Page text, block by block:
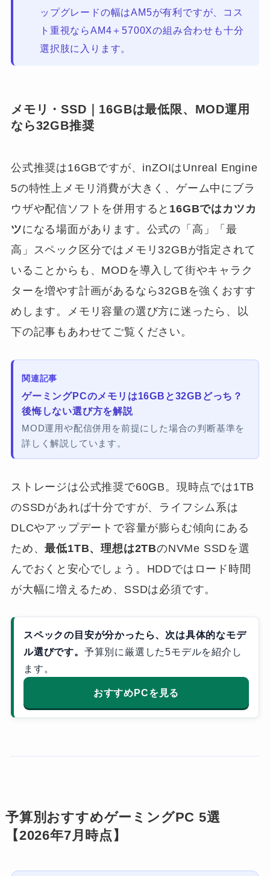
ップグレードの幅はAM5が有利ですが、コス
ト重視ならAM4＋5700Xの組み合わせも十分
選択肢に入ります。
メモリ・SSD｜16GBは最低限、MOD運用
なら32GB推奨
公式推奨は16GBですが、inZOIはUnreal Engine
5の特性上メモリ消費が大きく、ゲーム中にブラ
ウザや配信ソフトを併用すると 16GBではカツカ
ツになる場面があります。公式の「高」「最
高」スペック区分ではメモリ32GBが指定されて
いることからも、MODを導入して街やキャラク
ターを増やす計画があるなら32GBを強くおすす
めします。メモリ容量の選び方に迷ったら、以
下の記事もあわせてご覧ください。
関連記事
ゲーミングPCのメモリは16GBと32GBどっち？
後悔しない選び方を解説
MOD運用や配信併用を前提にした場合の判断基準を
詳しく解説しています。
ストレージは公式推奨で60GB。現時点では1TB
のSSDがあれば十分ですが、ライフシム系は
DLCやアップデートで容量が膨らむ傾向にある
ため、最低1TB、理想は2TBのNVMe SSDを選
んでおくと安心でしょう。HDDではロード時間
が大幅に増えるため、SSDは必須です。
スペックの目安が分かったら、次は具体的なモデ
ル選びです。 予算別に厳選した5モデルを紹介し
ます。
おすすめPCを見る
予算別おすすめゲーミングPC 5選
【2026年7月時点】